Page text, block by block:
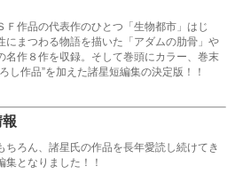
作品の代表作のひとつ「生物都市」はじ
にまつわる物語を描いた「アダムの肋骨」や
名作８作を収録。そして巻頭にカラー、巻末
し作品”を加えた諸星短編集の決定版！！
ろん、諸星氏の作品を長年愛読し続けてき
となりました！！